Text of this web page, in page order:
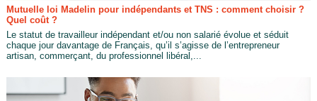
Mutuelle loi Madelin pour indépendants et TNS : comment choisir ?
Quel coût ?
Le statut de travailleur indépendant et/ou non salarié évolue et séduit
chaque jour davantage de Français, qu’il s’agisse de l’entrepreneur
artisan, commerçant, du professionnel libéral,...